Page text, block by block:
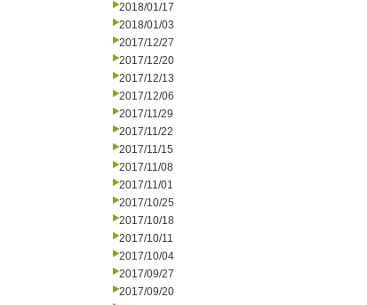
2018/01/17
2018/01/03
2017/12/27
2017/12/20
2017/12/13
2017/12/06
2017/11/29
2017/11/22
2017/11/15
2017/11/08
2017/11/01
2017/10/25
2017/10/18
2017/10/11
2017/10/04
2017/09/27
2017/09/20